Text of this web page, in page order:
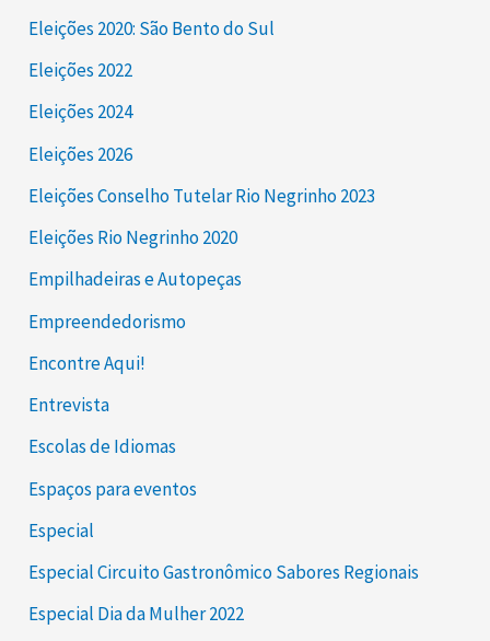
Eleições 2020: São Bento do Sul
Eleições 2022
Eleições 2024
Eleições 2026
Eleições Conselho Tutelar Rio Negrinho 2023
Eleições Rio Negrinho 2020
Empilhadeiras e Autopeças
Empreendedorismo
Encontre Aqui!
Entrevista
Escolas de Idiomas
Espaços para eventos
Especial
Especial Circuito Gastronômico Sabores Regionais
Especial Dia da Mulher 2022